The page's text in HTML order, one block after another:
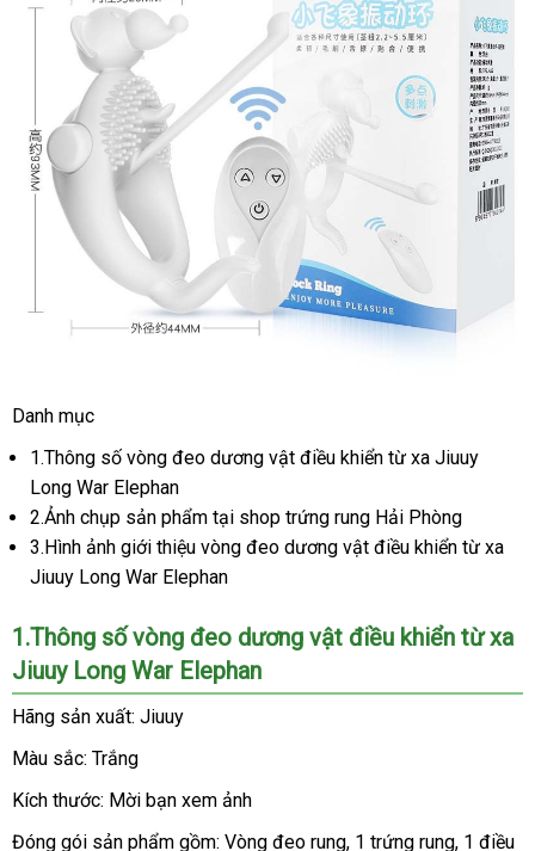
deo
duong
vat
Jiuuy
War
6
-
Vòng
đeo
dương
vật
điều
Danh mục
1.Thông số vòng đeo dương vật điều khiển từ xa Jiuuy
Long War Elephan
2.Ảnh chụp sản phẩm tại shop trứng rung Hải Phòng
3.Hình ảnh giới thiệu vòng đeo dương vật điều khiển từ xa
Jiuuy Long War Elephan
1.Thông số vòng đeo dương vật điều khiển từ xa
Jiuuy Long War Elephan
Hãng sản xuất: Jiuuy
Màu sắc: Trắng
Kích thước: Mời bạn xem ảnh
Đóng gói sản phẩm gồm: Vòng đeo rungkiểm
, 1 trứng rungđặt
, 1 điều